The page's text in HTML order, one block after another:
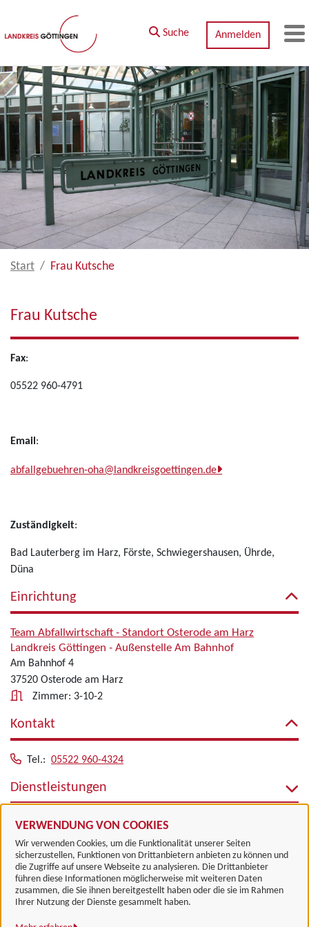
Zum Hauptinhalt springen
VERWENDUNG VON COOKIES
Wir verwenden Cookies, um die Funktionalität unserer Seiten
sicherzustellen, Funktionen von Drittanbietern anbieten zu können und
die Zugriffe auf unsere Webseite zu analysieren. Die Drittanbieter
führen diese Informationen möglicherweise mit weiteren Daten
zusammen, die Sie ihnen bereitgestellt haben oder die sie im Rahmen
Ihrer Nutzung der Dienste gesammelt haben.
Suche Anmelden
Start Frau Kutsche
Frau Kutsche
Fax:
05522 960-4791
Email :
abfallgebuehren-oha@landkreisgoettingen.de
Zuständigkeit:
Bad Lauterberg im Harz, Förste, Schwiegershausen, Ührde,
Düna
Einrichtung
Team Abfallwirtschaft - Standort Osterode am Harz
Landkreis Göttingen - Außenstelle Am Bahnhof
Am Bahnhof 4
37520 Osterode am Harz
Zimmer: 3-10-2
Kontakt
Tel.: 05522 960-4324
Dienstleistungen
Alle zugeordneten Einrichtungen
Landkreis Göttingen